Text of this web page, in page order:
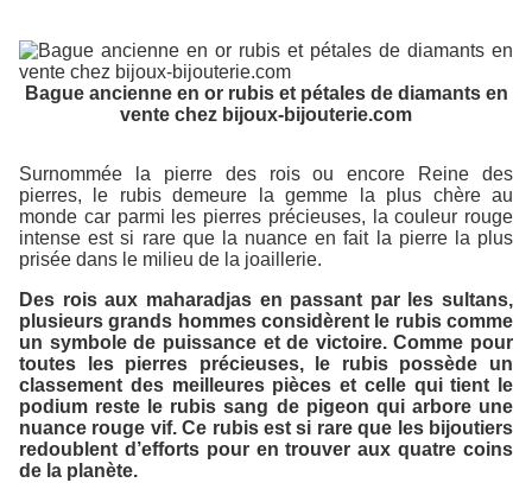
Bague ancienne en or rubis et pétales de diamants en
vente chez bijoux-bijouterie.com
Surnommée la pierre des rois ou encore Reine des
pierres, le rubis demeure la gemme la plus chère au
monde car parmi les pierres précieuses, la couleur rouge
intense est si rare que la nuance en fait la pierre la plus
prisée dans le milieu de la joaillerie.
Des rois aux maharadjas en passant par les sultans,
plusieurs grands hommes considèrent le rubis comme
un symbole de puissance et de victoire. Comme pour
toutes les pierres précieuses, le rubis possède un
classement des meilleures pièces et celle qui tient le
podium reste le rubis sang de pigeon qui arbore une
nuance rouge vif. Ce rubis est si rare que les bijoutiers
redoublent d’efforts pour en trouver aux quatre coins
de la planète.